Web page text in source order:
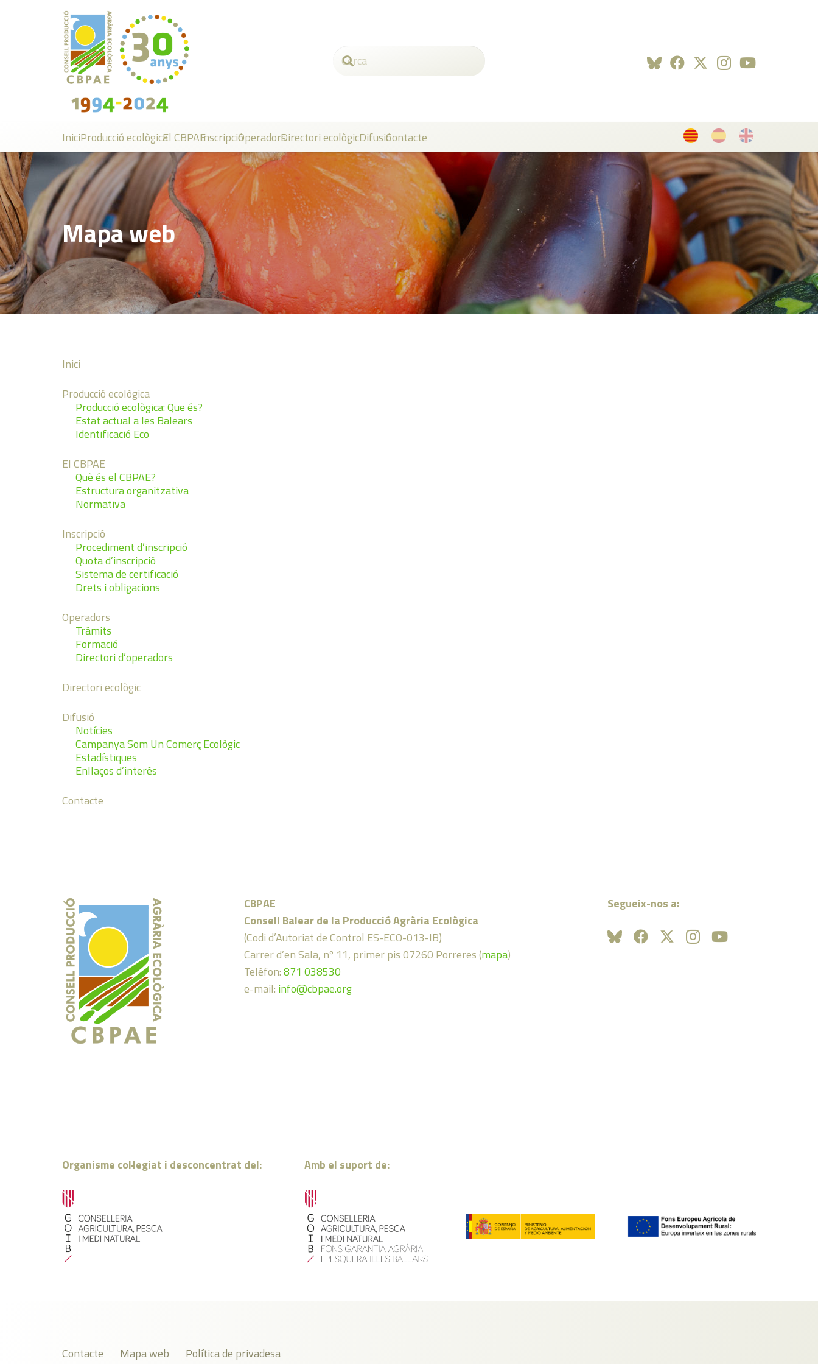
IniciProducció ecològicaEl CBPAEInscripcióOperadorsDirectori ecològicDifusióContacte
Mapa web
Inici
Producció ecològica
Producció ecològica: Que és?
Estat actual a les Balears
Identificació Eco
El CBPAE
Què és el CBPAE?
Estructura organitzativa
Normativa
Inscripció
Procediment d’inscripció
Quota d’inscripció
Sistema de certificació
Drets i obligacions
Operadors
Tràmits
Formació
Directori d’operadors
Directori ecològic
Difusió
Notícies
Campanya Som Un Comerç Ecològic
Estadístiques
Enllaços d’interés
Contacte
CBPAE
Consell Balear de la Producció Agrària Ecològica
(Codi d’Autoriat de Control ES-ECO-013-IB)
Carrer d’en Sala, nº 11, primer pis 07260 Porreres (mapa)
Telèfon:871 038530
e-mail: info@cbpae.org
Segueix-nos a:
Organisme col·legiat i desconcentrat del: Amb el suport de:
Contacte Mapa web Política de privadesa